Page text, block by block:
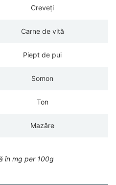
Creveți
Carne de vită
Piept de pui
Somon
Ton
Mazăre
în mg per 100g